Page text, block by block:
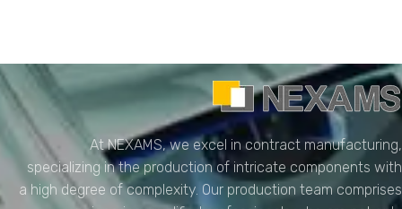
NEXAMS
At NEXAMS, we excel in contract manufacturing,
specializing in the production of intricate components with
a high degree of complexity. Our production team comprises